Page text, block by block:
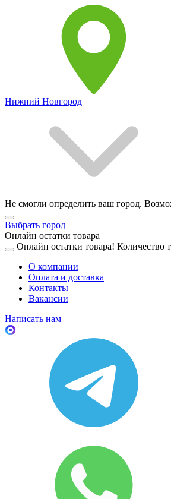
Нижний Новгород
Не смогли определить ваш город.
Выбрать город
Онлайн остатки товара
Онлайн остатки товара! Количество
О компании
Оплата и доставка
Контакты
Вакансии
Написать нам